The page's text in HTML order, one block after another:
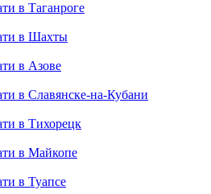
в Таганроге
в Шахты
в Азове
в Славянске-на-Кубани
в Тихорецк
в Майкопе
в Туапсе